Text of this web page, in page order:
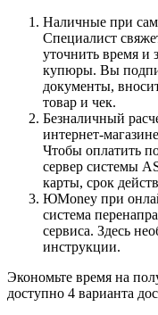
Наличные при
Специалист
уточнить время и
купюры. Вы
документы,
товар и чек.
Безналичный
интернет-
Чтобы оплатить
сервер системы
карты, срок
ЮMoney при
система
сервиса. Здесь
инструкции.
Экономьте время на
доступно 4 варианта